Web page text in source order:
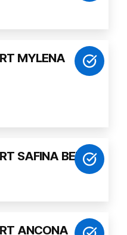
MYLENA
SAFINA BEIGE
ANCONA